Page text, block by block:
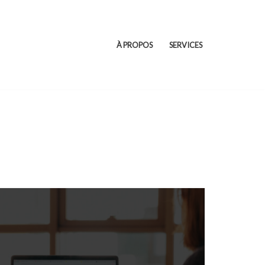
À PROPOS SERVICES